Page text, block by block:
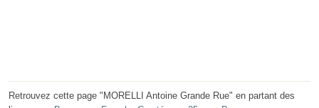
Retrouvez cette page "MORELLI Antoine Grande Rue" en partant des